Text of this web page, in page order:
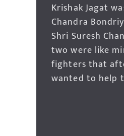
Krishak Jagat
Chandra
Shri Suresh
two were like
fighters that
wanted to help